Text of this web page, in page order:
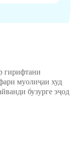
гирифтани
муолиҷаи худ
бузурге эҷод